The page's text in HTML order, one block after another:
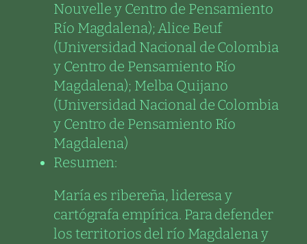
Nouvelle y Centro de Pensamiento
Río Magdalena); Alice Beuf
(Universidad Nacional de Colombia
y Centro de Pensamiento Río
Magdalena); Melba Quijano
(Universidad Nacional de Colombia
y Centro de Pensamiento Río
Magdalena)
Resumen:
María es ribereña, lideresa y
cartógrafa empírica. Para defender
los territorios del río Magdalena y